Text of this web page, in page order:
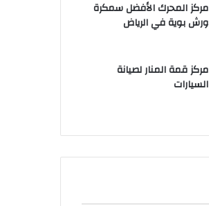
مركز المحرك الأفضل سمكرة
ورش بوية في الرياض
مركز قمة المنار لصيانة
السيارات